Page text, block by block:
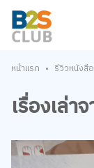
หน้าแรก • รีวิวหนังสือ
เรื่องเล่า